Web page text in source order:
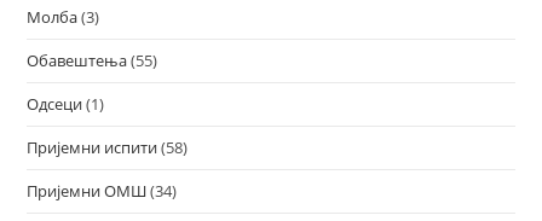
Молба(3)
Обавештења(55)
Одсеци(1)
Пријемни испити(58)
Пријемни ОМШ(34)